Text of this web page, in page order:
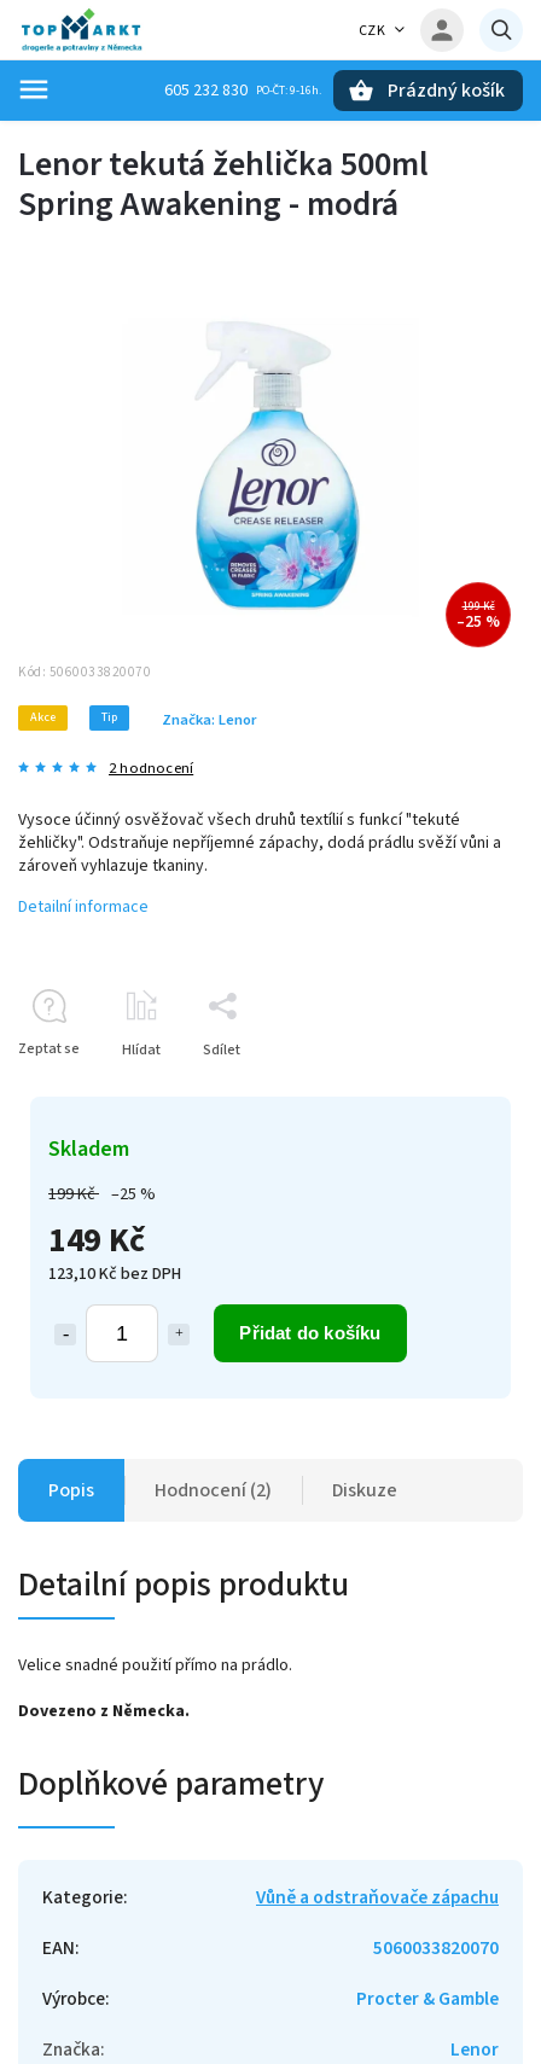
CZK
605 232 830 Prázdný košík
Lenor tekutá žehlička 500ml
Spring Awakening - modrá
199 Kč
–25 %
Kód: 5060033820070
Akce Tip
2 hodnocení
Značka: Lenor
199 Kč –25 %
149 Kč
123,10 Kč bez DPH
Přidat do košíku
Skladem
Vysoce účinný osvěžovač všech druhů textílií s funkcí "tekuté
žehličky". Odstraňuje nepříjemné zápachy, dodá prádlu svěží vůni a
zároveň vyhlazuje tkaniny.
Detailní informace
Zeptat se Hlídat Sdílet
Popis Hodnocení (2) Diskuze
Detailní popis produktu
Velice snadné použití přímo na prádlo.
Dovezeno z Německa.
Doplňkové parametry
Kategorie:
Vůně a odstraňovače zápachu
EAN:
5060033820070
Výrobce:
Procter & Gamble
Značka: Lenor